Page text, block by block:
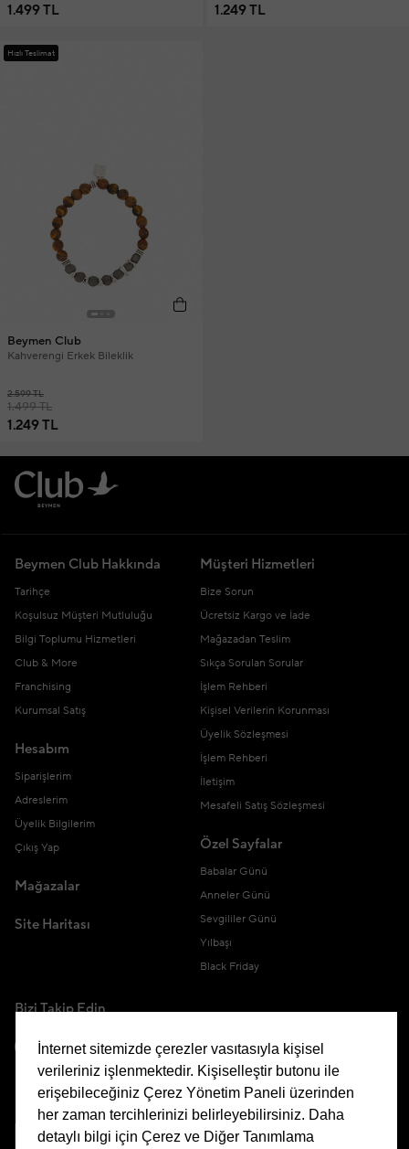
1.499 TL 1.249 TL
Hızlı Teslimat
Beymen Club
Kahverengi Erkek Bileklik
2.599 TL
1.499 TL
1.249 TL
Beymen Club Hakkında
Tarihçe
Koşulsuz Müşteri Mutluluğu
Bilgi Toplumu Hizmetleri
Club & More
Franchising
Kurumsal Satış
Hesabım
Siparişlerim
Adreslerim
Üyelik Bilgilerim
Çıkış Yap
Mağazalar
Site Haritası
Müşteri Hizmetleri
Bize Sorun
Ücretsiz Kargo ve İade
Mağazadan Teslim
Sıkça Sorulan Sorular
İşlem Rehberi
Kişisel Verilerin Korunması
Üyelik Sözleşmesi
İşlem Rehberi
İletişim
Mesafeli Satış Sözleşmesi
Özel Sayfalar
Babalar Günü
Anneler Günü
Sevgililer Günü
Yılbaşı
Black Friday
Bizi Takip Edin
Uygulamamızı İndirin
İnternet sitemizde çerezler vasıtasıyla kişisel
verileriniz işlenmektedir. Kişiselleştir butonu ile
erişebileceğiniz Çerez Yönetim Paneli üzerinden
her zaman tercihlerinizi belirleyebilirsiniz. Daha
detaylı bilgi için Çerez ve Diğer Tanımlama